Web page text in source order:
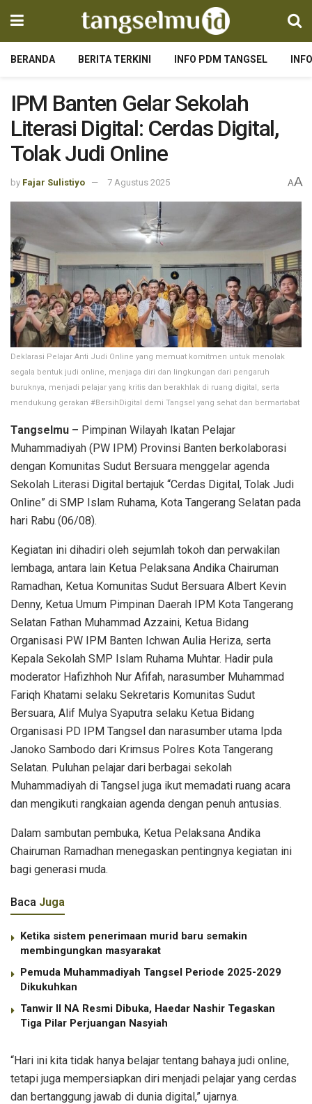
BERANDA BERITA TERKINI INFO PDM TANGSEL
IPM Banten Gelar Sekolah
Literasi Digital: Cerdas Digital,
Tolak Judi Online
by Fajar Sulistiyo 7 Agustus 2025 AA
Deklarasi Pelajar Anti Judi Online yang memuat komitmen untuk menolak
segala bentuk judi online, menjaga diri dan lingkungan dari pengaruh
buruknya, menjadi pelajar yang kritis dan berakhlak di ruang digital, serta
mendukung gerakan #BersihDigital demi Tangsel yang sehat dan bermartabat
Tangselmu – Pimpinan Wilayah Ikatan Pelajar
Muhammadiyah (PW IPM) Provinsi Banten berkolaborasi
dengan Komunitas Sudut Bersuara menggelar agenda
Sekolah Literasi Digital bertajuk “Cerdas Digital, Tolak Judi
Online” di SMP Islam Ruhama, Kota Tangerang Selatan pada
hari Rabu (06/08).
Kegiatan ini dihadiri oleh sejumlah tokoh dan perwakilan
lembaga, antara lain Ketua Pelaksana Andika Chairuman
Ramadhan, Ketua Komunitas Sudut Bersuara Albert Kevin
Denny, Ketua Umum Pimpinan Daerah IPM Kota Tangerang
Selatan Fathan Muhammad Azzaini, Ketua Bidang
Organisasi PW IPM Banten Ichwan Aulia Heriza, serta
Kepala Sekolah SMP Islam Ruhama Muhtar. Hadir pula
moderator Hafizhhoh Nur Afifah, narasumber Muhammad
Fariqh Khatami selaku Sekretaris Komunitas Sudut
Bersuara, Alif Mulya Syaputra selaku Ketua Bidang
Organisasi PD IPM Tangsel dan narasumber utama Ipda
Janoko Sambodo dari Krimsus Polres Kota Tangerang
Selatan. Puluhan pelajar dari berbagai sekolah
Muhammadiyah di Tangsel juga ikut memadati ruang acara
dan mengikuti rangkaian agenda dengan penuh antusias.
Dalam sambutan pembuka, Ketua Pelaksana Andika
Chairuman Ramadhan menegaskan pentingnya kegiatan ini
bagi generasi muda.
Baca Juga
Ketika sistem penerimaan murid baru semakin
membingungkan masyarakat
Pemuda Muhammadiyah Tangsel Periode 2025-2029
Dikukuhkan
Tanwir II NA Resmi Dibuka, Haedar Nashir Tegaskan
Tiga Pilar Perjuangan Nasyiah
“Hari ini kita tidak hanya belajar tentang bahaya judi online,
tetapi juga mempersiapkan diri menjadi pelajar yang cerdas
dan bertanggung jawab di dunia digital,” ujarnya.